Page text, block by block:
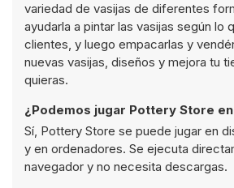
variedad de vasijas de diferentes
ayudarla a pintar las vasijas según lo
clientes, y luego empacarlas y
nuevas vasijas, diseños y mejora tu
quieras.
¿Podemos jugar Pottery Store
Sí, Pottery Store se puede jugar en
y en ordenadores. Se ejecuta
navegador y no necesita descargas.